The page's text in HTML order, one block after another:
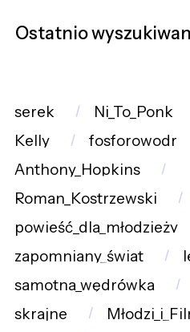
Ostatnio
serek Ni_To_Ponk
Kelly
fosforowodr
Anthony_Hopkins
Roman_Kostrzewski
powieść_dla_młodzieży
zapomniany_świat
samotna_wędrówka
skrajne